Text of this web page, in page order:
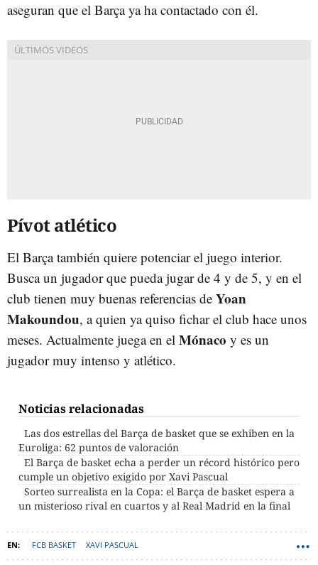
aseguran que el Barça ya ha contactado con él.
Pívot atlético
El Barça también quiere potenciar el juego interior.
Busca un jugador que pueda jugar de 4 y de 5, y en el
club tienen muy buenas referencias de Yoan
Makoundou, a quien ya quiso fichar el club hace unos
meses. Actualmente juega en el Mónaco y es un
jugador muy intenso y atlético.
Noticias relacionadas
Las dos estrellas del Barça de basket que se exhiben en la
Euroliga: 62 puntos de valoración
El Barça de basket echa a perder un récord histórico pero
cumple un objetivo exigido por Xavi Pascual
Sorteo surrealista en la Copa: el Barça de basket espera a
un misterioso rival en cuartos y al Real Madrid en la final
FCB BASKET XAVI PASCUAL